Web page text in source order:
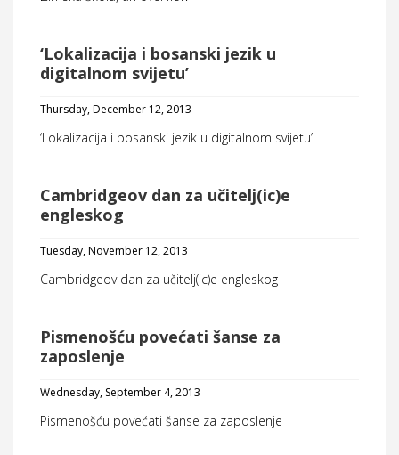
‘Lokalizacija i bosanski jezik u
digitalnom svijetu’
Thursday, December 12, 2013
‘Lokalizacija i bosanski jezik u digitalnom svijetu’
Cambridgeov dan za učitelj(ic)e
engleskog
Tuesday, November 12, 2013
Cambridgeov dan za učitelj(ic)e engleskog
Pismenošću povećati šanse za
zaposlenje
Wednesday, September 4, 2013
Pismenošću povećati šanse za zaposlenje